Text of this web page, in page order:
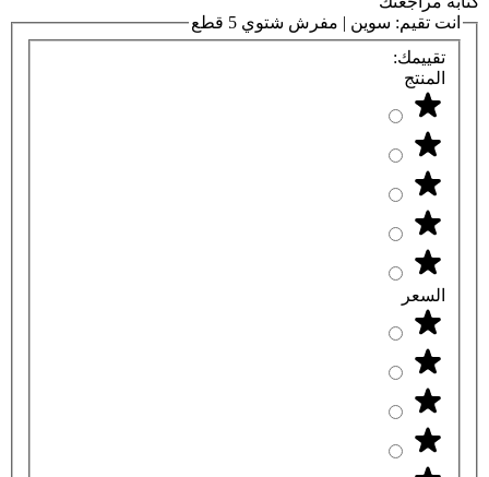
انت تقيم: سوين | مفرش شتوي 5 قطع
تقييمك:
المنتج
السعر